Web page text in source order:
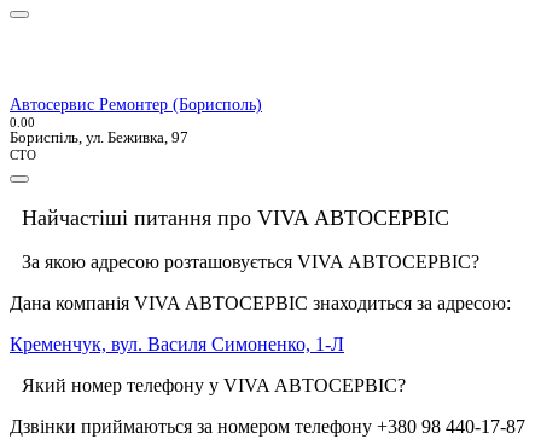
Автосервис Ремонтер (Борисполь)
0.00
Бориспіль, ул. Беживка, 97
СТО
Найчастіші питання про VIVA АВТОСЕРВІС
За якою адресою розташовується VIVA АВТОСЕРВІС?
Дана компанія VIVA АВТОСЕРВІС знаходиться за адресою:
Кременчук, вул. Василя Симоненко, 1-Л
Який номер телефону у VIVA АВТОСЕРВІС?
Дзвінки приймаються за номером телефону +380 98 440-17-87